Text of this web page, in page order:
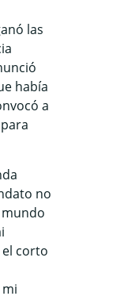
las
había
a
no
corto